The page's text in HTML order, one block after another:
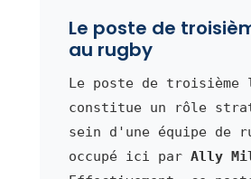
Le poste de
au rugby
Le poste de troisième
constitue un rôle
sein d'une équipe de
occupé ici par Ally